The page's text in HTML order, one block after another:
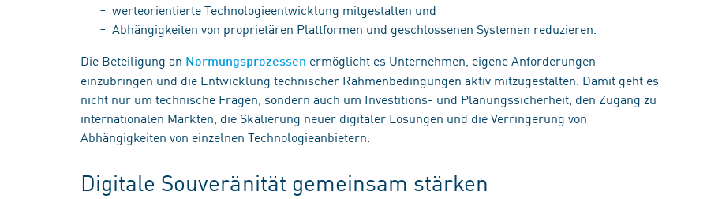
werteorientierte Technologieentwicklung mitgestalten und
Abhängigkeiten von proprietären Plattformen und geschlossenen Systemen reduzieren.
Die Beteiligung an Normungsprozessen ermöglicht es Unternehmen, eigene Anforderungen
einzubringen und die Entwicklung technischer Rahmenbedingungen aktiv mitzugestalten. Damit geht es
nicht nur um technische Fragen, sondern auch um Investitions- und Planungssicherheit, den Zugang zu
internationalen Märkten, die Skalierung neuer digitaler Lösungen und die Verringerung von
Abhängigkeiten von einzelnen Technologieanbietern.
Digitale Souveränität gemeinsam stärken